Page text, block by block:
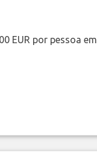
EUR por pessoa em